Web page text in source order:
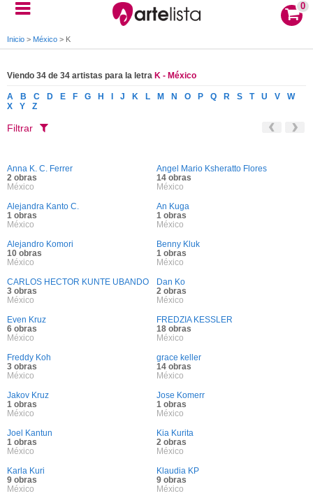
0
Inicio > México > K
Viendo 34 de 34 artistas para la letra K - México
A B C D E F G H J K L M N O P Q R S T U V
W
X
Y Z
Filtrar
Anna K. C. Ferrer
2 obras
México
Angel Mario Ksheratto Flores
14 obras
México
Alejandra Kanto C.
1 obras
México
An Kuga
1 obras
México
Alejandro Komori
10 obras
México
Benny Kluk
1 obras
México
CARLOS HECTOR KUNTE UBANDO
3 obras
México
Dan Ko
2 obras
México
Even Kruz
6 obras
México
FREDZIA KESSLER
18 obras
México
Freddy Koh
3 obras
México
grace keller
14 obras
México
Jakov Kruz
1 obras
México
Jose Komerr
1 obras
México
Joel Kantun
1 obras
México
Kia Kurita
2 obras
México
Karla Kuri
9 obras
México
Klaudia KP
9 obras
México